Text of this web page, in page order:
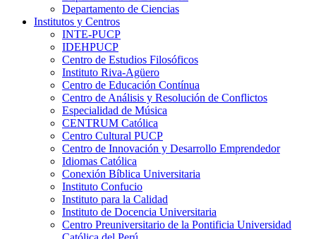
Departamento de Ciencias
Institutos y Centros
INTE-PUCP
IDEHPUCP
Centro de Estudios Filosóficos
Instituto Riva-Agüero
Centro de Educación Contínua
Centro de Análisis y Resolución de Conflictos
Especialidad de Música
CENTRUM Católica
Centro Cultural PUCP
Centro de Innovación y Desarrollo Emprendedor
Idiomas Católica
Conexión Bíblica Universitaria
Instituto Confucio
Instituto para la Calidad
Instituto de Docencia Universitaria
Centro Preuniversitario de la Pontificia Universidad